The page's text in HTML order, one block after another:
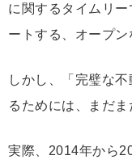
に関するタイムリ
ートする、オープン
しかし、「完璧な
るためには、まだま
実際、2014年から